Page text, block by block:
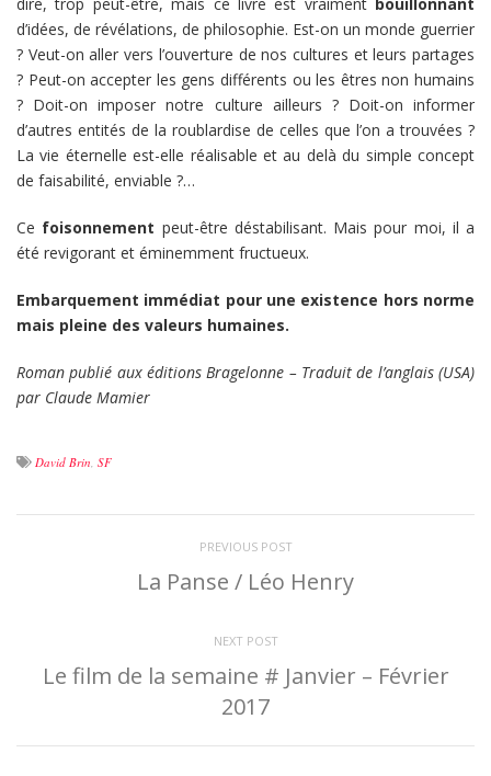
d’idées, de révélations, de philosophie. Est-on un monde guerrier
? Veut-on aller vers l’ouverture de nos cultures et leurs partages
? Peut-on accepter les gens différents ou les êtres non humains
? Doit-on imposer notre culture ailleurs ? Doit-on informer
d’autres entités de la roublardise de celles que l’on a trouvées ?
La vie éternelle est-elle réalisable et au delà du simple concept
de faisabilité, enviable ?…
Ce foisonnement peut-être déstabilisant. Mais pour moi, il a
été revigorant et éminemment fructueux.
Embarquement immédiat pour une existence hors norme
mais pleine des valeurs humaines.
Roman publié aux éditions Bragelonne – Traduit de l’anglais (USA)
par Claude Mamier
David Brin, SF
PREVIOUS POST
La Panse / Léo Henry
NEXT POST
Le film de la semaine # Janvier – Février
2017